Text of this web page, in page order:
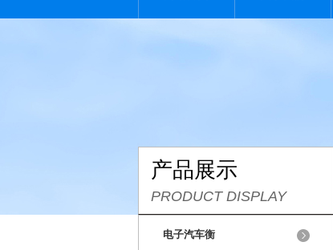
产品展示
PRODUCT DISPLAY
电子汽车衡